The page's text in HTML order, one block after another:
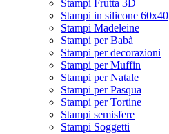
Stampi Frutta 3D
Stampi in silicone 60x40
Stampi Madeleine
Stampi per Babà
Stampi per decorazioni
Stampi per Muffin
Stampi per Natale
Stampi per Pasqua
Stampi per Tortine
Stampi semisfere
Stampi Soggetti